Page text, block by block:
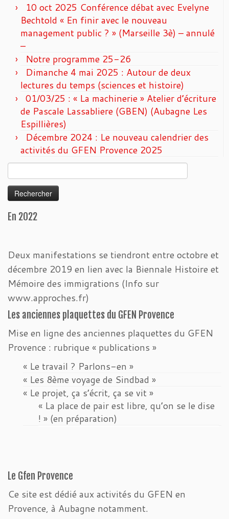
10 oct 2025 Conférence débat avec Evelyne
Bechtold « En finir avec le nouveau
management public ? » (Marseille 3è) – annulé
–
Notre programme 25-26
Dimanche 4 mai 2025 : Autour de deux
lectures du temps (sciences et histoire)
01/03/25 : « La machinerie » Atelier d’écriture
de Pascale Lassabliere (GBEN) (Aubagne Les
Espillières)
Décembre 2024 : Le nouveau calendrier des
activités du GFEN Provence 2025
En 2022
Deux manifestations se tiendront entre octobre et
décembre 2019 en lien avec la Biennale Histoire et
Mémoire des immigrations (Info sur
www.approches.fr)
Les anciennes plaquettes du GFEN Provence
Mise en ligne des anciennes plaquettes du GFEN
Provence : rubrique « publications »
« Le travail ? Parlons-en »
« Les 8ème voyage de Sindbad »
« Le projet, ça s’écrit, ça se vit »
« La place de pair est libre, qu’on se le dise
! » (en préparation)
Le Gfen Provence
Ce site est dédié aux activités du GFEN en
Provence, à Aubagne notamment.